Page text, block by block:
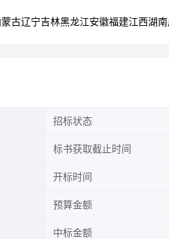
蒙古辽宁吉林黑龙江安徽福建江西湖南
招标状态
标书获取截止时间
开标时间
预算金额
中标金额